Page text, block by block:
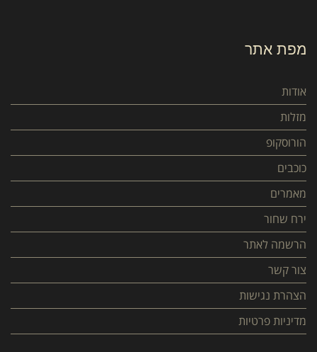
מפת אתר
אודות
מזלות
הורוסקופ
כוכבים
מאמרים
ירח שחור
הרשמה לאתר
צור קשר
הצהרת נגישות
מדיניות פרטיות